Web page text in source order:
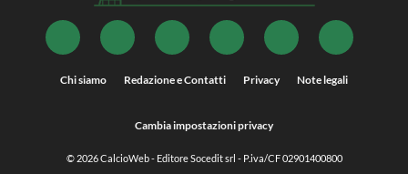
Chi siamo Redazione e Contatti Privacy Note legali
Cambia impostazioni privacy
© 2026CalcioWeb- Editore Socedit srl - P.iva/CF 02901400800